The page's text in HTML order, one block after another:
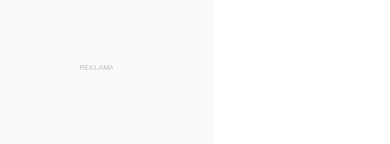
REKLAMA